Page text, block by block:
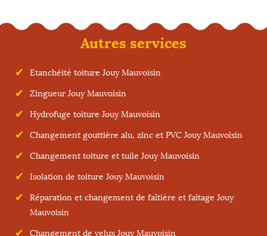
Autres services
Etanchéité toiture Jouy Mauvoisin
Zingueur Jouy Mauvoisin
Hydrofuge toiture Jouy Mauvoisin
Changement gouttière alu, zinc et PVC Jouy Mauvoisin
Changement toiture et tuile Jouy Mauvoisin
Isolation de toiture Jouy Mauvoisin
Réparation et changement de faîtière et faîtage Jouy
Mauvoisin
Changement de velux Jouy Mauvoisin